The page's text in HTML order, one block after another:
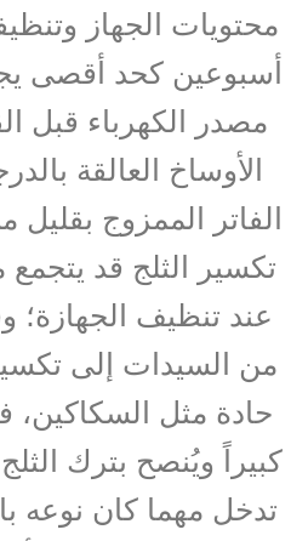
محتويات الجهاز
أسبوعين كحد أقصى
مصدر الكهرباء قبل
الأوساخ العالقة
الفاتر الممزوج
تكسير الثلج قد يتجمع
عند تنظيف الجهازة؛
من السيدات إلى
حادة مثل
كبيراً ويُنصح بترك
تدخل مهما كان نوعه